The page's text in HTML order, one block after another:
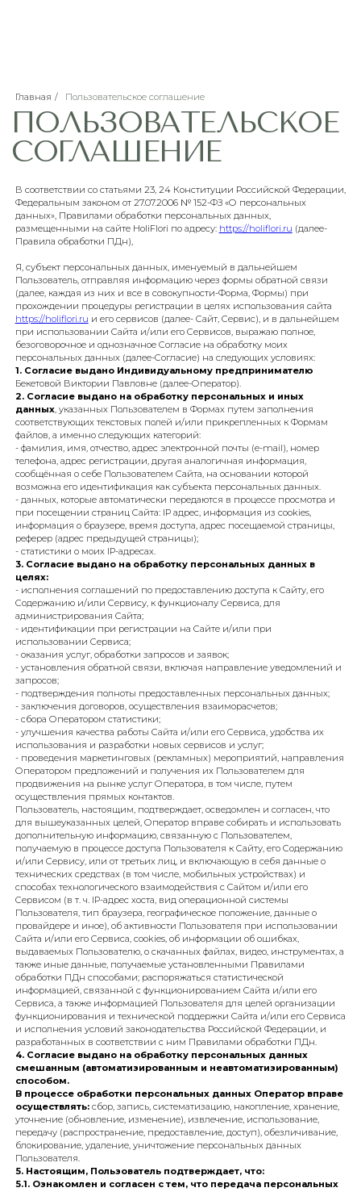
Главная Пользовательское соглашение
ПОЛЬЗОВАТЕЛЬСКОЕ
СОГЛАШЕНИЕ
В соответствии со статьями 23, 24 Конституции Российской
Федеральным законом от 27.07.2006 № 152-ФЗ «О персональных
данных», Правилами обработки персональных данных,
размещенными на сайте HoliFlori по адресу:
Я, субъект персональных данных, именуемый в дальнейшем
Пользователь, отправляя информацию через формы обратной связи
(далее, каждая из них и все в совокупности-Форма, Формы) при
прохождении процедуры регистрации в целях использования сайта
https://holiflori.ru и его сервисов (далее- Сайт, Сервис), и в
при использовании Сайта и/или его Сервисов, выражаю полное,
безоговорочное и однозначное Согласие на обработку моих
персональных данных (далее-Согласие) на следующих условиях:
1. Согласие выдано Индивидуальному предпринимателю
Бекетовой Виктории Павловне (далее-Оператор).
2. Согласие выдано на обработку персональных и иных
данных , указанных Пользователем в Формах путем заполнения
соответствующих текстовых полей и/или прикрепленных к Формам
файлов, а именно следующих категорий:
- фамилия, имя, отчество, адрес электронной почты (e-mail), номер
телефона, адрес регистрации, другая аналогичная информация,
сообщённая о себе Пользователем Сайта, на основании которой
возможна его идентификация как субъекта персональных данных.
- данных, которые автоматически передаются в процессе просмотра и
при посещении страниц Сайта: IP адрес, информация из cookies,
информация о браузере, время доступа, адрес посещаемой страницы,
реферер (адрес предыдущей страницы);
- статистики о моих IP-адресах.
3. Согласие выдано на обработку персональных данных в
целях:
- исполнения соглашений по предоставлению доступа к Сайту, его
Содержанию и/или Сервису, к функционалу Сервиса, для
администрирования Сайта;
- идентификации при регистрации на Сайте и/или при
использовании Сервиса;
- оказания услуг, обработки запросов и заявок;
- установления обратной связи, включая направление уведомлений
запросов;
- подтверждения полноты предоставленных персональных данных;
- заключения договоров, осуществления взаиморасчетов;
- сбора Оператором статистики;
- улучшения качества работы Сайта и/или его Сервиса, удобства их
использования и разработки новых сервисов и услуг;
- проведения маркетинговых (рекламных) мероприятий,
Оператором предложений и получения их Пользователем для
продвижения на рынке услуг Оператора, в том числе, путем
осуществления прямых контактов.
Пользователь, настоящим, подтверждает, осведомлен и согласен, что
для вышеуказанных целей, Оператор вправе собирать и
дополнительную информацию, связанную с Пользователем,
получаемую в процессе доступа Пользователя к Сайту, его
и/или Сервису, или от третьих лиц, и включающую в себя данные о
технических средствах (в том числе, мобильных устройствах) и
способах технологического взаимодействия с Сайтом и/или его
Сервисом (в т. ч. IP-адрес хоста, вид операционной системы
Пользователя, тип браузера, географическое положение, данные о
провайдере и иное), об активности Пользователя при использовании
Сайта и/или его Сервиса, cookies, об информации об ошибках,
выдаваемых Пользователю, о скачанных файлах, видео,
также иные данные, получаемые установленными Правилами
обработки ПДн способами; распоряжаться статистической
информацией, связанной с функционированием Сайта и/или его
Сервиса, а также информацией Пользователя для целей организации
функционирования и технической поддержки Сайта и/или его
и исполнения условий законодательства Российской Федерации, и
разработанных в соответствии с ним Правилами обработки ПДн.
4. Согласие выдано на обработку персональных данных
смешанным (автоматизированным и
способом.
В процессе обработки персональных данных Оператор
осуществлять:сбор, запись, систематизацию, накопление,